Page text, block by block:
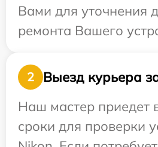
Вами для уточнения
ремонта Вашего
2
Выезд курьера
Наш мастер приедет
сроки для проверки